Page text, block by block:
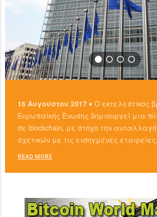
16 Αυγούστου 2017 ♦ Ο εκτελεστικός
Ευρωπαϊκής Ένωσης δημιουργεί μια
σε blockchain, με στόχο την
σχετικών με τις εισηγμένες εταιρείες.
READ MORE